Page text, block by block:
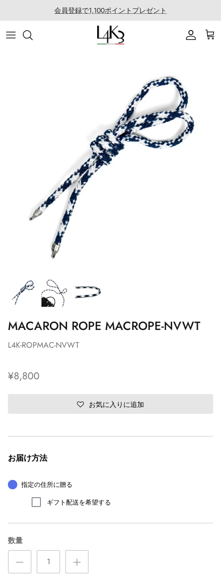
ッ
プ
会員登録で1,100ポイントプレゼント
ITEM
STORY
MACARON series
SECCHIELLO series
About LABORATORIO
MACARON ROPE MACROPE-NVWT
L4K-ROPMAC-NVWT
¥8,800
お気に入りに追加
お届け方法
指定の住所に贈る
ギフト配送を希望する
数量